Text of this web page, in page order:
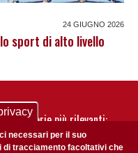
24 GIUGNO 2026
sport di alto livello
storie più rilevanti:
newsletter
necessari per il suo
di tracciamento facoltativi che